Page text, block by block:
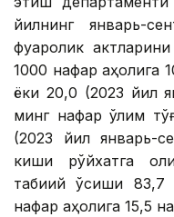
йилнинг январь-
фуқаролик
1000 нафар аҳолига
ёки 20,0 (2023 йил
минг нафар ўлим
(2023 йил январь-
киши рўйхатга
табиий ўсиши
нафар аҳолига 15,5